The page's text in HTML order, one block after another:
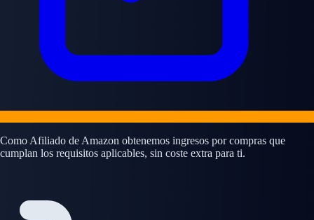
Como Afiliado de Amazon obtenemos ingresos por compras que
cumplan los requisitos aplicables, sin coste extra para ti.